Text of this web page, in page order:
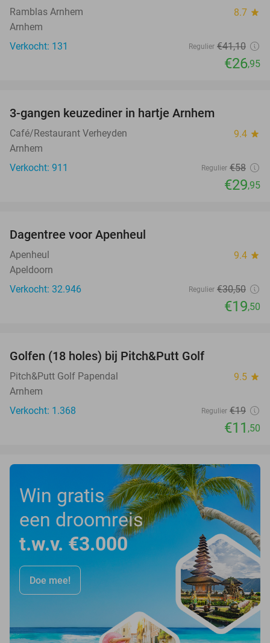
Ramblas Arnhem 8.7 star
Arnhem
Verkocht: 131
Regulier €41,10
€26,95
3-gangen keuzediner in hartje Arnhem
Café/Restaurant Verheyden 9.4 star
Arnhem
Verkocht: 911
Regulier €58
€29,95
Dagentree voor Apenheul
Apenheul 9.4 star
Apeldoorn
Verkocht: 32.946
Regulier €30,50
€19,50
Golfen (18 holes) bij Pitch&Putt Golf
Pitch&Putt Golf Papendal 9.5 star
Arnhem
Verkocht: 1.368
Regulier €19
€11 ,50
Win gratis
een droomreis
t.w.v. €3.000
Doe mee!